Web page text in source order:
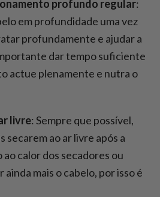
profundo regular:
em profundidade uma vez
profundamente e ajudar a
dar tempo suficiente
actue plenamente e nutra o
livre: Sempre que possível,
secarem ao ar livre após a
ao calor dos secadores ou
mais o cabelo, por isso é